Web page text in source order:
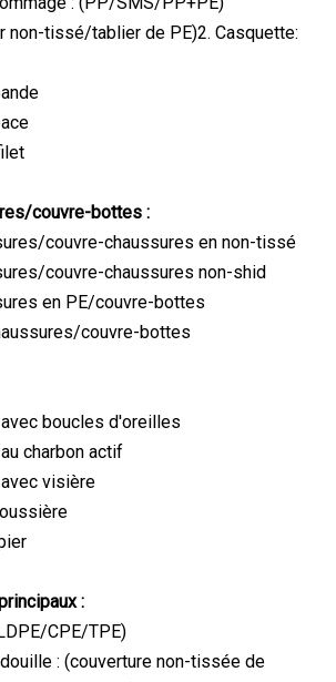
non-tissé/tablier de PE)2. Casquette:
couvre-bottes :
couvre-chaussures en non-tissé
couvre-chaussures non-shid
en PE/couvre-bottes
couvre-bottes
boucles d'oreilles
charbon actif
visière
:
CPE/TPE)
: (couverture non-tissée de